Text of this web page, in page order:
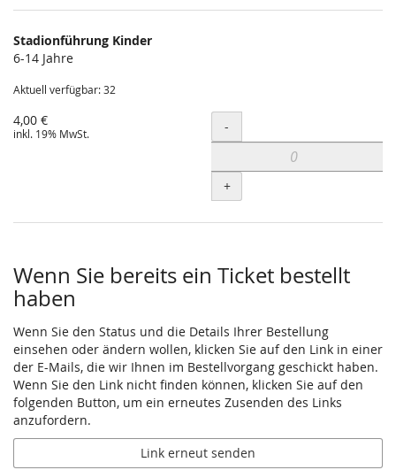
Stadionführung Kinder
6-14 Jahre
Aktuell verfügbar: 32
4,00 €
inkl. 19% MwSt. Menge
-
+
Wenn Sie bereits ein Ticket bestellt
haben
Wenn Sie den Status und die Details Ihrer Bestellung
einsehen oder ändern wollen, klicken Sie auf den Link in einer
der E-Mails, die wir Ihnen im Bestellvorgang geschickt haben.
Wenn Sie den Link nicht finden können, klicken Sie auf den
folgenden Button, um ein erneutes Zusenden des Links
anzufordern.
Link erneut senden